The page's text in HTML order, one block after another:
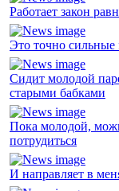
Работает закон
Это точно сильные
Сидит молодой
старыми бабками
Пока молодой,
потрудиться
И направляет в